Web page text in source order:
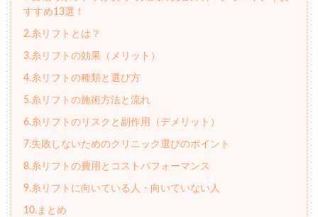
すすめ13選！
2.糸リフトとは？
3.糸リフトの効果（メリット）
4.糸リフトの種類と選び方
5.糸リフトの施術方法と流れ
6.糸リフトのリスクと副作用（デメリット）
7.失敗しないためのクリニック選びのポイント
8.糸リフトの費用とコストパフォーマンス
9.糸リフトに向いている人・向いていない人
10.まとめ